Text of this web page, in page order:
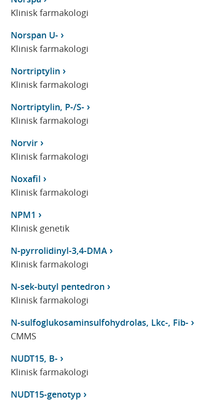
Klinisk farmakologi
Norspan U-
Klinisk farmakologi
Nortriptylin
Klinisk farmakologi
Nortriptylin, P-/S-
Klinisk farmakologi
Norvir
Klinisk farmakologi
Noxafil
Klinisk farmakologi
NPM1
Klinisk genetik
N-pyrrolidinyl-3,4-DMA
Klinisk farmakologi
N-sek-butyl pentedron
Klinisk farmakologi
N-sulfoglukosaminsulfohydrolas, Lkc-, Fib-
CMMS
NUDT15, B-
Klinisk farmakologi
NUDT15-genotyp